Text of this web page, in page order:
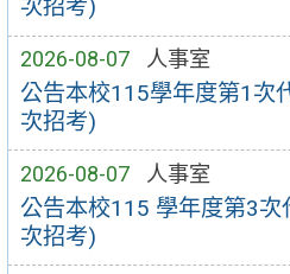
次招考)
2026-08-07 人事室
公告本校115學年度第1次
次招考)
2026-08-07 人事室
公告本校115 學年度第3
次招考)